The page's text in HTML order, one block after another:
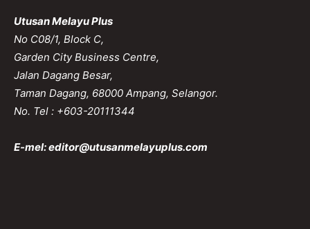
Utusan Melayu Plus
No C08/1, Block C,
Garden City Business Centre,
Jalan Dagang Besar,
Taman Dagang, 68000 Ampang, Selangor.
No. Tel : +603-20111344
E-mel:editor@utusanmelayuplus.com